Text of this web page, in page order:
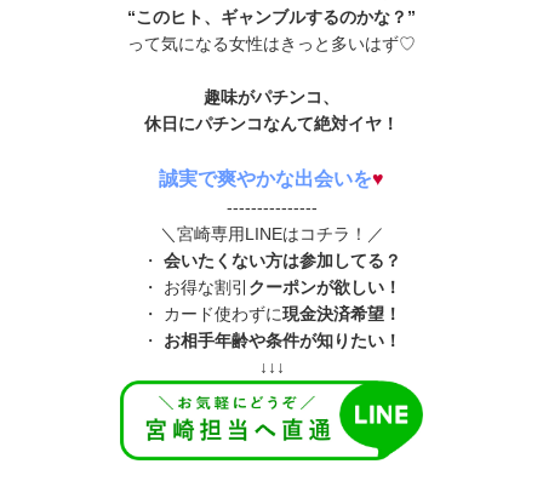
“このヒト、ギャンブルするのかな？”
って気になる女性はきっと多いはず♡
趣味がパチンコ、
休日にパチンコなんて絶対イヤ！
誠実で爽やかな出会いを♥
---------------
＼宮崎専用LINEはコチラ！／
・ 会いたくない方は参加してる？
・ お得な割引 クーポンが欲しい！
・ カード使わずに現金決済希望！
・
お相手年齢や条件が知りたい！
↓↓↓